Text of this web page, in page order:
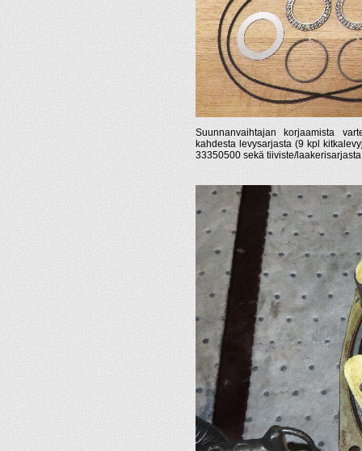
Suunnanvaihtajan korjaamista
kahdesta levysarjasta (9 kpl
33350500 sekä tiiviste/